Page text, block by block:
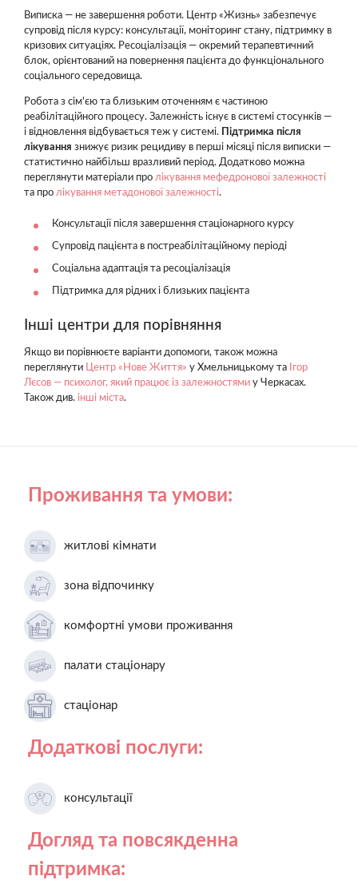
Виписка — не завершення роботи. Центр «Жизнь» забезпечує
супровід після курсу: консультації, моніторинг стану, підтримку в
кризових ситуаціях. Ресоціалізація — окремий терапевтичний
блок, орієнтований на повернення пацієнта до функціонального
соціального середовища.
Робота з сім'єю та близьким оточенням є частиною
реабілітаційного процесу. Залежність існує в системі стосунків —
і відновлення відбувається теж у системі. Підтримка після
лікування знижує ризик рецидиву в перші місяці після виписки —
статистично найбільш вразливий період. Додатково можна
переглянути матеріали про лікування мефедронової залежності
та про лікування метадонової залежності.
Консультації після завершення стаціонарного курсу
Супровід пацієнта в постреабілітаційному періоді
Соціальна адаптація та ресоціалізація
Підтримка для рідних і близьких пацієнта
Інші центри для порівняння
Якщо ви порівнюєте варіанти допомоги, також можна
переглянути
Центр «Нове Життя» у Хмельницькому та
Ігор
Лєсов — психолог, який працює із залежностями у Черкасах.
Також див. інші міста.
Проживання та умови:
житлові кімнати
зона відпочинку
комфортні умови проживання
палати стаціонару
стаціонар
Додаткові послуги:
консультації
Догляд та повсякденна
підтримка: